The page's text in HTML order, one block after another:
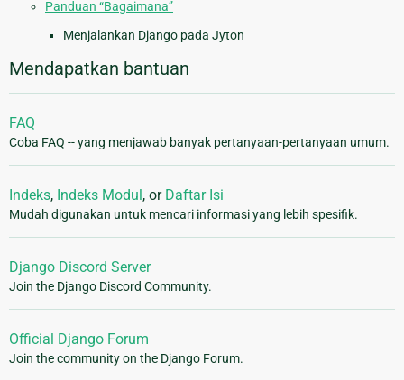
Panduan “Bagaimana”
Menjalankan Django pada Jyton
Mendapatkan bantuan
FAQ
Coba FAQ -- yang menjawab banyak pertanyaan-pertanyaan umum.
Indeks, Indeks Modul , or Daftar Isi
Mudah digunakan untuk mencari informasi yang lebih spesifik.
Django Discord Server
Join the Django Discord Community.
Official Django Forum
Join the community on the Django Forum.